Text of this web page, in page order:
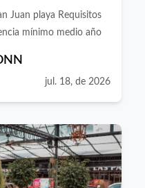
laborales! Requisitos •
VIP, hoteles de lujo o
discreta, atenta y
cumplimiento estricto de
Juan playa Requisitos
mínimo medio año
jul. 18, de 2026